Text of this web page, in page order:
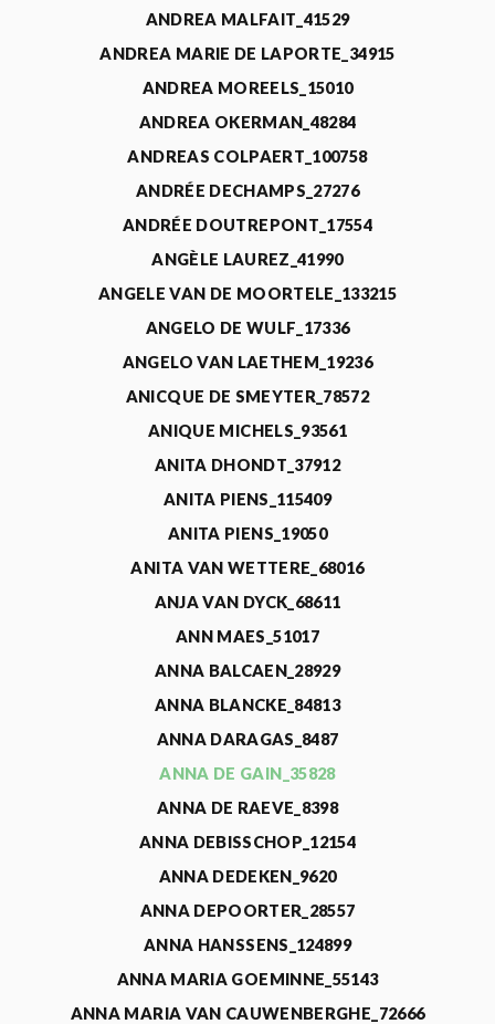
ANDREA MALFAIT_41529
ANDREA MARIE DE LAPORTE_34915
ANDREA MOREELS_15010
ANDREA OKERMAN_48284
ANDREAS COLPAERT_100758
ANDRÉE DECHAMPS_27276
ANDRÉE DOUTREPONT_17554
ANGÈLE LAUREZ_41990
ANGELE VAN DE MOORTELE_133215
ANGELO DE WULF_17336
ANGELO VAN LAETHEM_19236
ANICQUE DE SMEYTER_78572
ANIQUE MICHELS_93561
ANITA DHONDT_37912
ANITA PIENS_115409
ANITA PIENS_19050
ANITA VAN WETTERE_68016
ANJA VAN DYCK_68611
ANN MAES_51017
ANNA BALCAEN_28929
ANNA BLANCKE_84813
ANNA DARAGAS_8487
ANNA DE GAIN_35828
ANNA DE RAEVE_8398
ANNA DEBISSCHOP_12154
ANNA DEDEKEN_9620
ANNA DEPOORTER_28557
ANNA HANSSENS_124899
ANNA MARIA GOEMINNE_55143
ANNA MARIA VAN CAUWENBERGHE_72666